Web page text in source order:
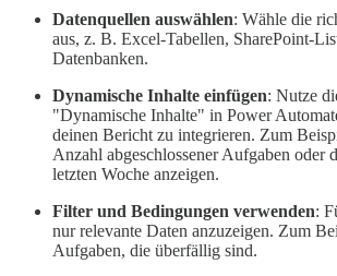
Datenquellen auswählen: Wähle die
aus, z. B. Excel-Tabellen, SharePoint-
Datenbanken.
Dynamische Inhalte einfügen: Nutze
"Dynamische Inhalte" in Power
deinen Bericht zu integrieren. Zum
Anzahl abgeschlossener Aufgaben oder
letzten Woche anzeigen.
Filter und Bedingungen verwenden:
nur relevante Daten anzuzeigen. Zum
Aufgaben, die überfällig sind.